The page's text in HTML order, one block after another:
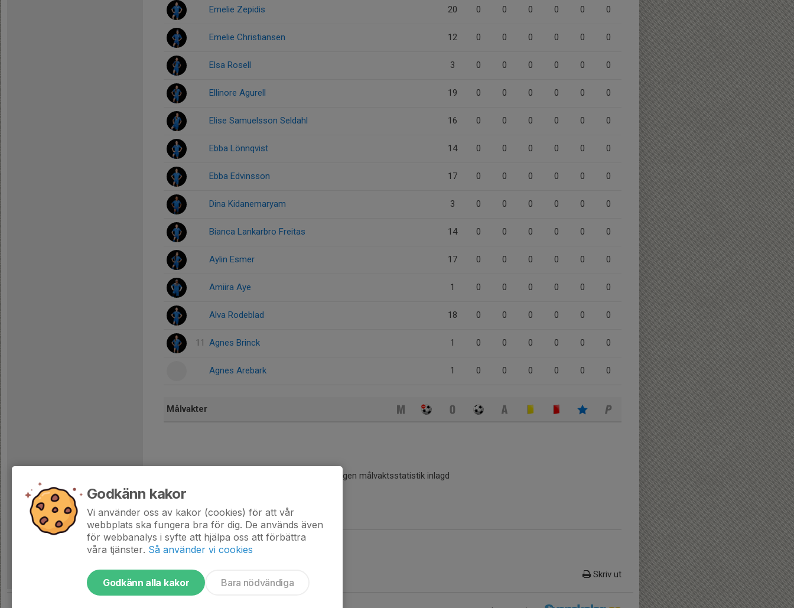
Emelie Zepidis 20 0 0 0 0 0 0
Emelie Christiansen 12 0 0 0 0 0 0
Elsa Rosell 3 0 0 0 0 0 0
Ellinore Agurell 19 0 0 0 0 0 0
Elise Samuelsson Seldahl 16 0 0 0 0 0 0
Ebba Lönnqvist 14 0 0 0 0 0 0
Ebba Edvinsson 17 0 0 0 0 0 0
Dina Kidanemaryam 3 0 0 0 0 0 0
Bianca Lankarbro Freitas 14 0 0 0 0 0 0
Aylin Esmer 17 0 0 0 0 0 0
Amiira Aye 1 0 0 0 0 0 0
Alva Rodeblad 18 0 0 0 0 0 0
11 Agnes Brinck 1 0 0 0 0 0 0
Agnes Arebark 1 0 0 0 0 0 0
Målvakter
Ingen målvaktsstatistik inlagd
Skriv ut
Godkänn kakor
Vi använder oss av kakor (cookies) för att vår
webbplats ska fungera bra för dig. De används även
för webbanalys i syfte att hjälpa oss att förbättra
våra tjänster. Så använder vi cookies
Godkänn alla kakor Bara nödvändiga